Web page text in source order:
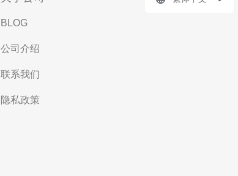
BLOG
公司介绍
联系我们
隐私政策